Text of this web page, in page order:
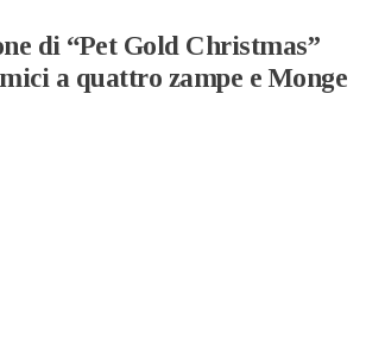
di “Pet Gold Christmas”
a quattro zampe e Monge